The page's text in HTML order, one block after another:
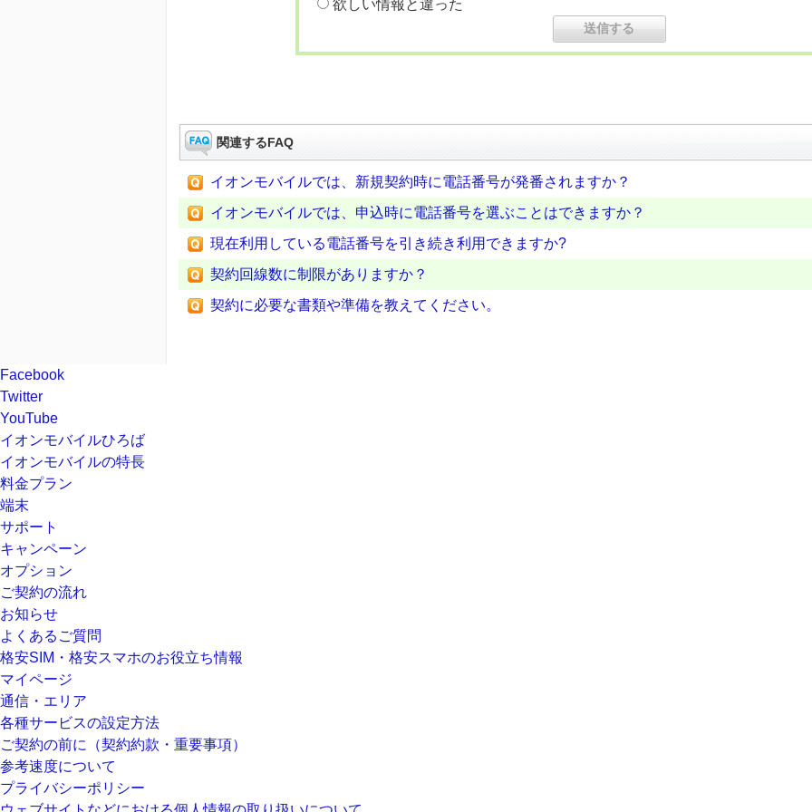
欲しい情報と違った
関連するFAQ
イオンモバイルでは、新規契約時に電話番号が発番されますか？
イオンモバイルでは、申込時に電話番号を選ぶことはできますか？
現在利用している電話番号を引き続き利用できますか?
契約回線数に制限がありますか？
契約に必要な書類や準備を教えてください。
Facebook
Twitter
YouTube
イオンモバイルひろば
イオンモバイルの特長
料金プラン
端末
サポート
キャンペーン
オプション
ご契約の流れ
お知らせ
よくあるご質問
格安SIM・格安スマホのお役立ち情報
マイページ
通信・エリア
各種サービスの設定方法
ご契約の前に（契約約款・重要事項）
参考速度について
プライバシーポリシー